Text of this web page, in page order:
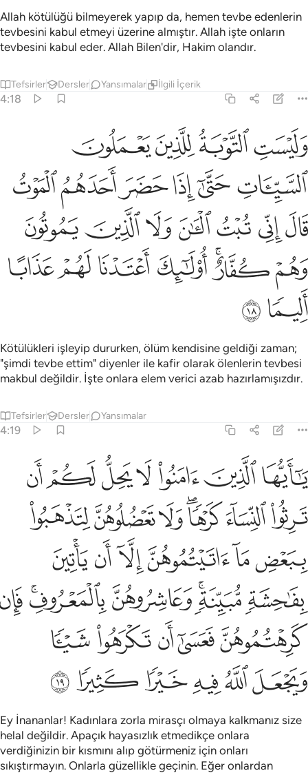
Allah kötülüğü bilmeyerek yapıp da, hemen tevbe edenlerin
tevbesini kabul etmeyi üzerine almıştır. Allah işte onların
tevbesini kabul eder. Allah Bilen'dir, Hakim olandır.
Tefsirler Dersler Yansımalar İlgili İçerik
4:18
وليست التوبة للذين يعملون السييات حتى اذا حضر احدهم الموت قال اني
وَلَيْسَتِ ٱلتَّوْبَةُ لِلَّذِينَ يَعْمَلُونَ ٱلسَّيِّـَٔاتِ حَتَّىٰٓ إِذَا حَضَرَ أَحَدَهُمُ ٱلْمَوْتُ
ﲀﲁﲂﲃ
ﲄﲅﲆﲇﲈﲉ
ﲊﲋﲌﲍﲎﲏﲐ
ﲑﲒﲓﲔ ﲕﲖﲗ
ﲘﲙ
Kötülükleri işleyip dururken, ölüm kendisine geldiği zaman;
"şimdi tevbe ettim" diyenler ile kafir olarak ölenlerin tevbesi
makbul değildir. İşte onlara elem verici azab hazırlamışızdır.
Tefsirler Dersler Yansımalar
4:19
يا ايها الذين امنوا لا يحل لكم ان ترثوا النساء كرها ولا تعضلوهن
يَـٰٓأَيُّهَا ٱلَّذِينَ ءَامَنُوا۟ لَا يَحِلُّ لَكُمْ أَن تَرِثُوا۟ ٱلنِّسَآءَ كَرْهًۭا
ﲚﲛﲜﲝﲞﲟﲠ
ﲡﲢﲣﲤﲥﲦﲧ
ﲨﲩﲪﲫﲬﲭ
ﲮﲯﲰﲱﲲﲳﲴ
ﲵﲶﲷﲸﲹ
ﲺﲻﲼﲽﲾﲿ
Ey İnananlar! Kadınlara zorla mirasçı olmaya kalkmanız size
helal değildir. Apaçık hayasızlık etmedikçe onlara
verdiğinizin bir kısmını alıp götürmeniz için onları
sıkıştırmayın. Onlarla güzellikle geçinin. Eğer onlardan